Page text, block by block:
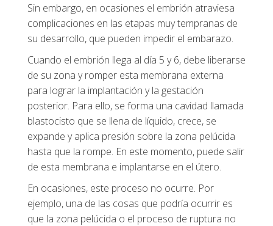
Sin embargo, en ocasiones el embrión atraviesa
complicaciones en las etapas muy tempranas de
su desarrollo, que pueden impedir el embarazo.
Cuando el embrión llega al día 5 y 6, debe liberarse
de su zona y romper esta membrana externa
para lograr la implantación y la gestación
posterior. Para ello, se forma una cavidad llamada
blastocisto que se llena de líquido, crece, se
expande y aplica presión sobre la zona pelúcida
hasta que la rompe. En este momento, puede salir
de esta membrana e implantarse en el útero.
En ocasiones, este proceso no ocurre. Por
ejemplo, una de las cosas que podría ocurrir es
que la zona pelúcida o el proceso de ruptura no